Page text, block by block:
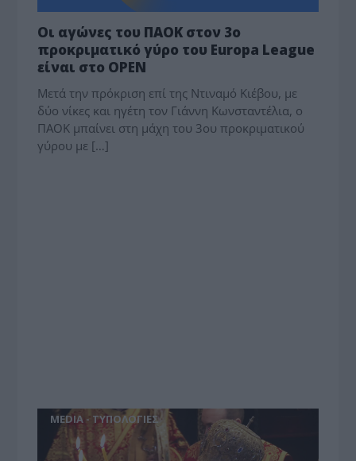
Οι αγώνες του ΠΑΟΚ στον 3ο
προκριματικό γύρο του Europa League
είναι στο OPEN
Μετά την πρόκριση επί της Ντιναμό Κιέβου, με
δύο νίκες και ηγέτη τον Γιάννη Κωνσταντέλια, ο
ΠΑΟΚ μπαίνει στη μάχη του 3ου προκριματικού
γύρου με […]
MEDIA - ΤΥΠΟΛΟΓΙΕΣ